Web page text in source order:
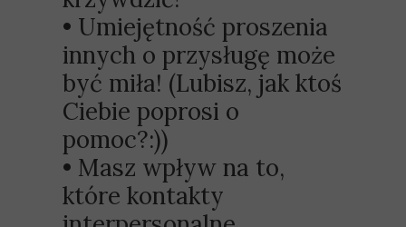
• Umiejętność proszenia
innych o przysługę może
być miła! (Lubisz, jak ktoś
Ciebie poprosi o
pomoc?:))
• Masz wpływ na to,
które kontakty